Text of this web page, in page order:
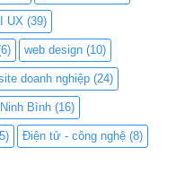
UX (39)
web design (10)
doanh nghiệp (24)
Bình (16)
Điện tử - công nghệ (8)